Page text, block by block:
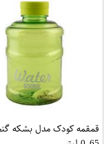
قمقمه کودک مدل بشکه